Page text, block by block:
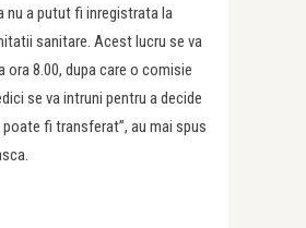
nu a putut fi inregistrata la
sanitare. Acest lucru se va
ora 8.00, dupa care o comisie
se va intruni pentru a decide
fi transferat”, au mai spus